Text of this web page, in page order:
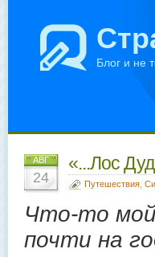
Блог и не
АВГ
24
«...Лос
Путешествия
Что-то мой
почти на